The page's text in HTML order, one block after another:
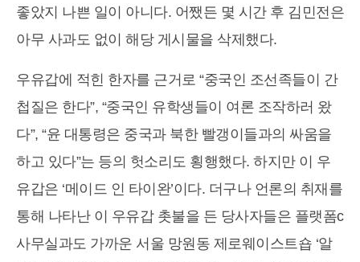
좋았지 나쁜 일이 아니다. 어쨌든 몇 시간 후 김민전은
아무 사과도 없이 해당 게시물을 삭제했다.
우유갑에 적힌 한자를 근거로 “중국인 조선족들이 간
첩질은 한다”, “중국인 유학생들이 여론 조작하러 왔
다”, “윤 대통령은 중국과 북한 빨갱이들과의 싸움을
하고 있다”는 등의 헛소리도 횡행했다. 하지만 이 우
유갑은 ‘메이드 인 타이완’이다. 더구나 언론의 취재를
통해 나타난 이 우유갑 촛불을 든 당사자들은 플랫폼c
사무실과도 가까운 서울 망원동 제로웨이스트숍 ‘알